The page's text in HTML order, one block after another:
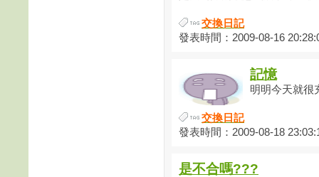
交換日記
發表時間：2009-08-16
記憶
明明今天就很
交換日記
發表時間：2009-08-18
是不合嗎???